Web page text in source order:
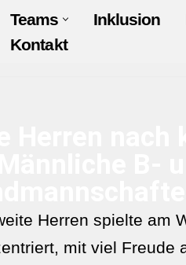
Teams Inklusion
Kontakt
Herren spielte am
mit viel Freude